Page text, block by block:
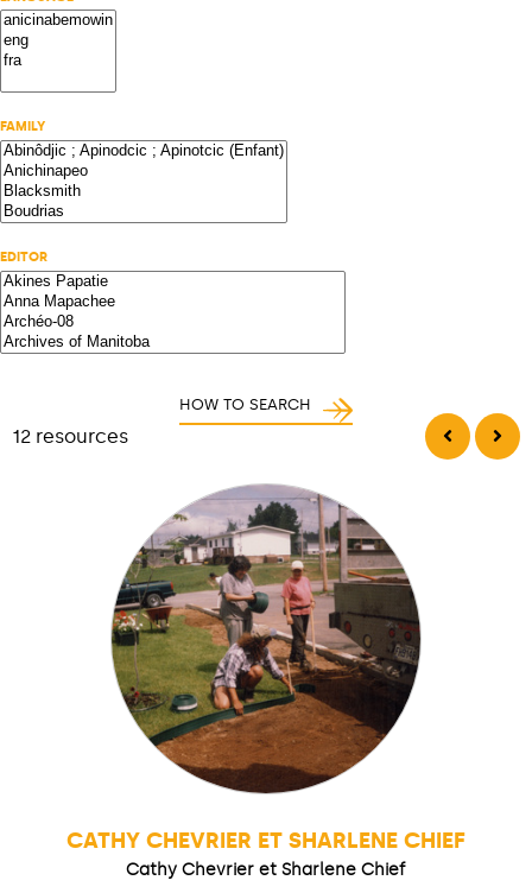
HOW TO SEARCH
FAMILY
EDITOR
12 resources
CATHY CHEVRIER ET SHARLENE CHIEF
Cathy Chevrier et Sharlene Chief